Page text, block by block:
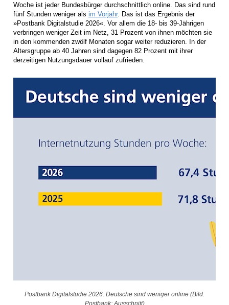
Woche ist jeder Bundesbürger durchschnittlich online. Das sind rund
fünf Stunden weniger als im Vorjahr. Das ist das Ergebnis der
»Postbank Digitalstudie 2026«. Vor allem die 18- bis 39-Jährigen
verbringen weniger Zeit im Netz, 31 Prozent von ihnen möchten sie
in den kommenden zwölf Monaten sogar weiter reduzieren. In der
Altersgruppe ab 40 Jahren sind dagegen 82 Prozent mit ihrer
derzeitigen Nutzungsdauer vollauf zufrieden.
Postbank Digitalstudie 2026: Deutsche sind weniger online (Bild:
Postbank; Ausschnitt)